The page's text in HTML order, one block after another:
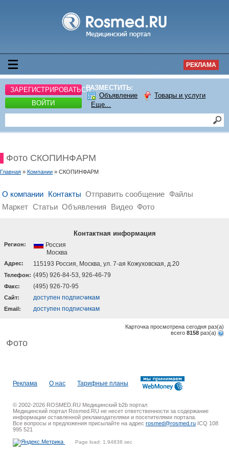
РЕКЛАМА
ЗАРЕГИСТРИРОВАТЬСЯ
ВОЙТИ
РАЗМЕСТИТЬ:
Объявление
Товары и услуги
Еще...
Фото СКОПИНФАРМ
Главная » Компании » СКОПИНФАРМ
О компании Контакты Отправить сообщение Файлы
Маркет Статьи Объявления Видео Фото
Контактная информация
Регион:
Россия
Москва
Адрес: 115193 Россия, Москва, ул. 7-ая Кожуховская, д.20
Телефон: (495) 926-84-53, 926-46-79
Факс: (495) 926-70-95
Cайт: доступен подписчикам
Email: доступен подписчикам
Карточка просмотрена сегодня раз(a)
всего 8158 раз(a)
Фото
Реклама О нас Тарифные планы
© 2002-2026 ROSMED.RU Медицинский b2b портал
Медицинский портал Rosmed.RU не несет ответственности за содержание
информации оставленной рекламодателями и посетителями портала.
Все вопросы и предложения присылайте на адрес rosmed@rosmed.ru ICQ 108
995 521
Page load: 1.94838 sec